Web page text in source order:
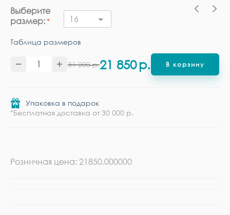
Выберите
размер:
16
Таблица размеров
31 200 р.21 850р. В корзину
Упаковка в подарок
*Бесплатная доставка от 30 000 р.
Розничная цена: 21850.000000